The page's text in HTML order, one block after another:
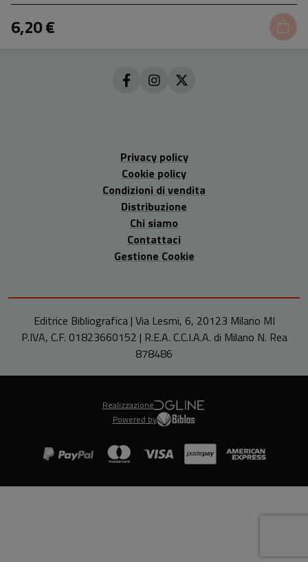
6,20 €
Privacy policy
Cookie policy
Condizioni di vendita
Distribuzione
Chi siamo
Contattaci
Gestione Cookie
Editrice Bibliografica | Via Lesmi, 6, 20123 Milano MI
P.IVA, C.F. 01823660152 | R.E.A. C.C.I.A.A. di Milano N. Rea
878486
Realizzazione
Powered by